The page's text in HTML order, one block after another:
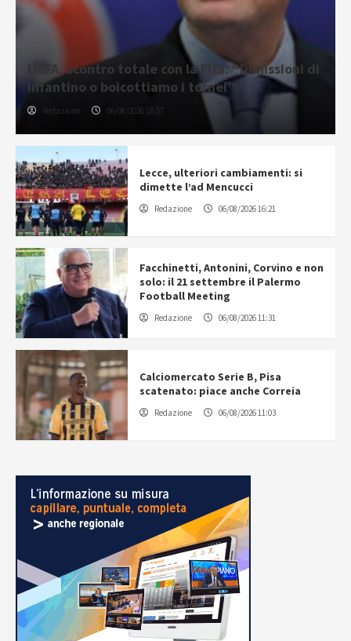
UEFA, scontro totale con la Fifa: “Dimissioni di
Infantino o boicottiamo i tornei”
Redazione 06/08/2026 18:57
Lecce, ulteriori cambiamenti: si
dimette l’ad Mencucci
Redazione 06/08/2026 16:21
Facchinetti, Antonini, Corvino e non
solo: il 21 settembre il Palermo
Football Meeting
Redazione 06/08/2026 11:31
Calciomercato Serie B, Pisa
scatenato: piace anche Correia
Redazione 06/08/2026 11:03